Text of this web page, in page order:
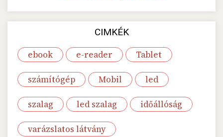
CIMKÉK
ebook e-reader Tablet
számítógép Mobil led
szalag led szalag időállóság
varázslatos látvány